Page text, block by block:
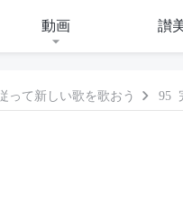
動画 讃
って新しい歌を歌おう 95